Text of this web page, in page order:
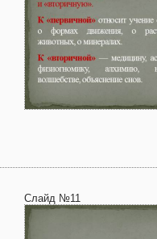
Слайд №11